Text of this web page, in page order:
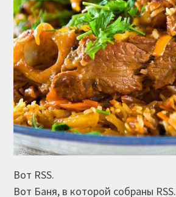
Вот RSS.
Вот Баня, в которой собраны RSS.